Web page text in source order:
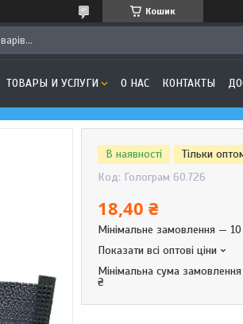
Кошик
ТОВАРЫ И УСЛУГИ О НАС КОНТАКТЫ
В наявності
Тільки
Код: Голограм 60.726
18,40 ₴
Мінімальне замовлення —
Показати всі оптові ціни
Мінімальна сума
₴